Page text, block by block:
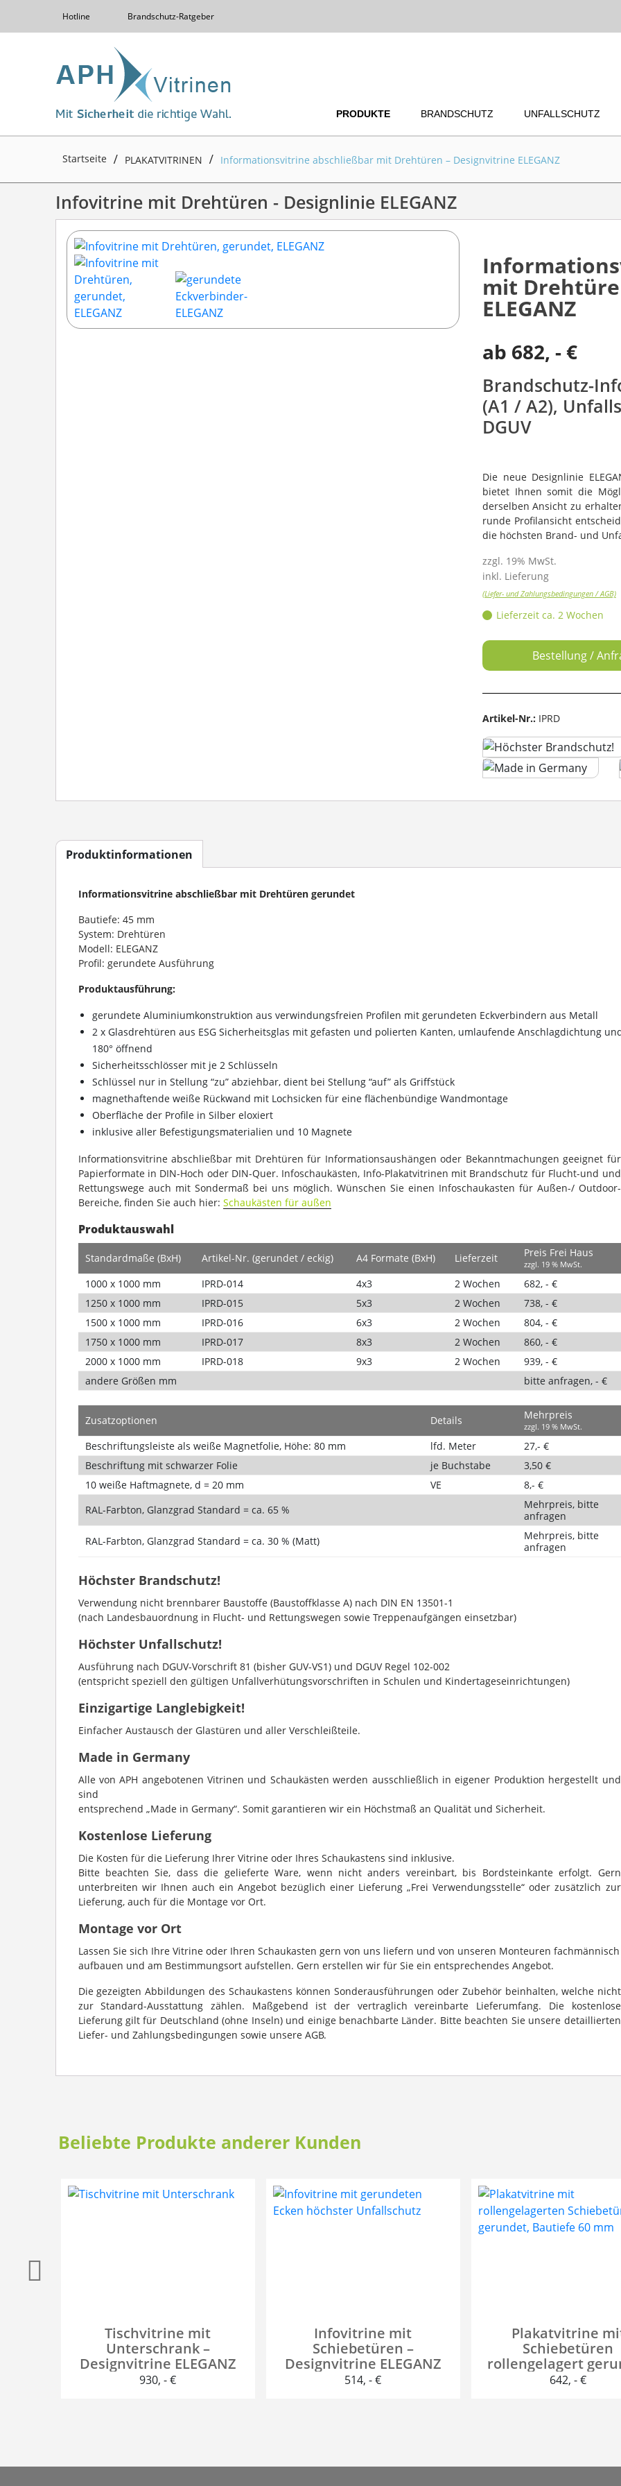
Hotline Brandschutz-Ratgeber
PRODUKTE BRANDSCHUTZ UNFALLSCHUTZ
Startseite PLAKATVITRINEN Informationsvitrine abschließbar mit Drehtüren – Designvitrine ELEGANZ
Infovitrine mit Drehtüren - Designlinie ELEGANZ
mit
ELEGANZ
ab 682, - €
Brandschutz-
(A1 / A2),
DGUV
Die neue Designlinie
bietet Ihnen somit die
derselben Ansicht zu
runde Profilansicht
die höchsten Brand- und
zzgl. 19% MwSt.
inkl. Lieferung
(Liefer- und Zahlungsbedingungen / AGB)
Lieferzeit ca. 2 Wochen
Bestellung /
Artikel-Nr.:IPRD
Produktinformationen
Informationsvitrine abschließbar mit Drehtüren gerundet
Bautiefe: 45 mm
System: Drehtüren
Modell: ELEGANZ
Profil: gerundete Ausführung
Produktausführung:
gerundete Aluminiumkonstruktion aus verwindungsfreien Profilen mit gerundeten Eckverbindern aus Metall
2 x Glasdrehtüren aus ESG Sicherheitsglas mit gefasten und polierten Kanten, umlaufende Anschlagdichtung
180° öffnend
Sicherheitsschlösser mit je 2 Schlüsseln
Schlüssel nur in Stellung “zu” abziehbar, dient bei Stellung “auf” als Griffstück
magnethaftende weiße Rückwand mit Lochsicken für eine flächenbündige Wandmontage
Oberfläche der Profile in Silber eloxiert
inklusive aller Befestigungsmaterialien und 10 Magnete
Informationsvitrine abschließbar mit Drehtüren für Informationsaushängen oder Bekanntmachungen geeignet für
Papierformate in DIN-Hoch oder DIN-Quer. Infoschaukästen, Info-Plakatvitrinen mit Brandschutz für Flucht-und und
Rettungswege auch mit Sondermaß bei uns möglich. Wünschen Sie einen Infoschaukasten für Außen-/ Outdoor-
Bereiche, finden Sie auch hier: Schaukästen für außen
Produktauswahl
Standardmaße (BxH) Artikel-Nr. (gerundet / eckig) A4 Formate (BxH) Lieferzeit Preis Frei Haus
zzgl. 19 % MwSt.
1000 x 1000 mm IPRD-014 4x3 2 Wochen
682, - €
1250 x 1000 mm
IPRD-015 5x3 2 Wochen
738, - €
1500 x 1000 mm
IPRD-016 6x3 2 Wochen
804, - €
1750 x 1000 mm
IPRD-017 8x3 2 Wochen
860, - €
2000 x 1000 mm
IPRD-018 9x3 2 Wochen
939, - €
andere Größen mm
bitte anfragen, - €
Zusatzoptionen Details Mehrpreis
zzgl. 19 % MwSt.
Beschriftungsleiste als weiße Magnetfolie, Höhe: 80 mm lfd. Meter
27,- €
Beschriftung mit schwarzer Folie
je Buchstabe
3,50 €
10 weiße Haftmagnete, d = 20 mm
VE
8,- €
RAL-Farbton, Glanzgrad Standard = ca. 65 %
Mehrpreis, bitte
anfragen
RAL-Farbton, Glanzgrad Standard = ca. 30 % (Matt)
Mehrpreis, bitte
anfragen
Höchster Brandschutz!
Verwendung nicht brennbarer Baustoffe (Baustoffklasse A) nach DIN EN 13501-1
(nach Landesbauordnung in Flucht- und Rettungswegen sowie Treppenaufgängen einsetzbar)
Höchster Unfallschutz!
Ausführung nach DGUV-Vorschrift 81 (bisher GUV-VS1) und DGUV Regel 102-002
(entspricht speziell den gültigen Unfallverhütungsvorschriften in Schulen und Kindertageseinrichtungen)
Einzigartige Langlebigkeit!
Einfacher Austausch der Glastüren und aller Verschleißteile.
Made in Germany
Alle von APH angebotenen Vitrinen und Schaukästen werden ausschließlich in eigener Produktion hergestellt und
sind
entsprechend „Made in Germany“. Somit garantieren wir ein Höchstmaß an Qualität und Sicherheit.
Kostenlose Lieferung
Die Kosten für die Lieferung Ihrer Vitrine oder Ihres Schaukastens sind inklusive.
Bitte beachten Sie, dass die gelieferte Ware, wenn nicht anders vereinbart, bis Bordsteinkante erfolgt. Gern
unterbreiten wir Ihnen auch ein Angebot bezüglich einer Lieferung „Frei Verwendungsstelle“ oder zusätzlich zur
Lieferung, auch für die Montage vor Ort.
Montage vor Ort
Lassen Sie sich Ihre Vitrine oder Ihren Schaukasten gern von uns liefern und von unseren Monteuren fachmännisch
aufbauen und am Bestimmungsort aufstellen. Gern erstellen wir für Sie ein entsprechendes Angebot.
Die gezeigten Abbildungen des Schaukastens können Sonderausführungen oder Zubehör beinhalten, welche nicht
zur Standard-Ausstattung zählen. Maßgebend ist der vertraglich vereinbarte Lieferumfang. Die kostenlose
Lieferung gilt für Deutschland (ohne Inseln) und einige benachbarte Länder. Bitte beachten Sie unsere detaillierten
Liefer- und Zahlungsbedingungen sowie unsere AGB.
Beliebte Produkte anderer Kunden
Tischvitrine mit
Unterschrank –
Designvitrine ELEGANZ
930, - €
Infovitrine mit
Schiebetüren –
Designvitrine ELEGANZ
514, - €
Plakatvitrine
Schiebetüren
rollengelagert
60 mm
642, - €